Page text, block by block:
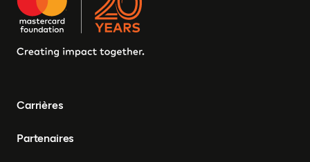
Tchad, Eswatini, Zimbabwe,
Tanzanie, Sud Soudan,
Afrique du Sud, Guinée-
Bénin, Togo
Carrières
Partenaires